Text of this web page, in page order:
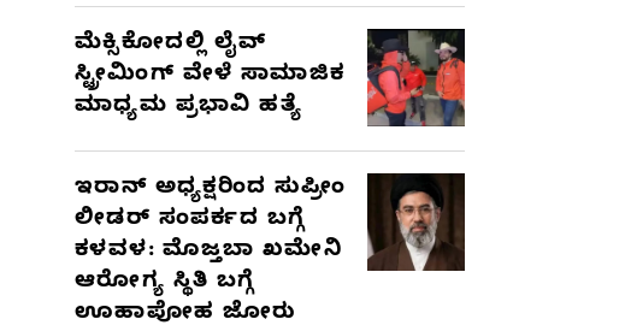
ಮೆಕ್ಸಿಕೋದಲ್ಲಿ ಲೈವ್
ಸ್ಟ್ರೀಮಿಂಗ್ ವೇಳೆ ಸಾಮಾಜಿಕ
ಮಾಧ್ಯಮ ಪ್ರಭಾವಿ ಹತ್ಯೆ
ಇರಾನ್ ಅಧ್ಯಕ್ಷರಿಂದ ಸುಪ್ರೀಂ
ಲೀಡರ್ ಸಂಪರ್ಕದ ಬಗ್ಗೆ
ಕಳವಳ: ಮೊಜ್ತಬಾ ಖಮೇನಿ
ಆರೋಗ್ಯ ಸ್ಥಿತಿ ಬಗ್ಗೆ
ಊಹಾಪೋಹ ಜೋರು